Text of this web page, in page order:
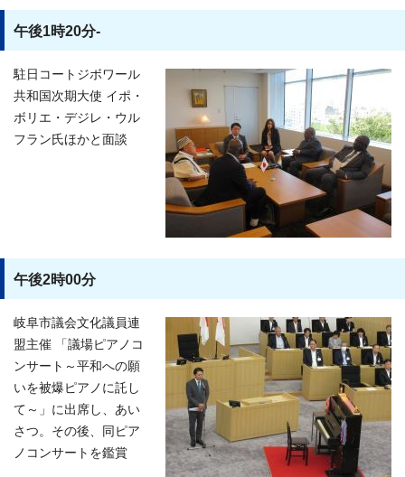
午後1時20分-
駐日コートジボワール
共和国次期大使 イポ・
ボリエ・デジレ・ウル
フラン氏ほかと面談
午後2時00分
岐阜市議会文化議員連
盟主催 「議場ピアノコ
ンサート～平和への願
いを被爆ピアノに託し
て～」に出席し、あい
さつ。その後、同ピア
ノコンサートを鑑賞